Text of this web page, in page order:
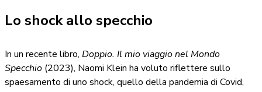
Lo shock allo specchio
In un recente libro, Doppio. Il mio viaggio nel Mondo
Specchio (2023), Naomi Klein ha voluto riflettere sullo
spaesamento di uno shock, quello della pandemia di Covid,